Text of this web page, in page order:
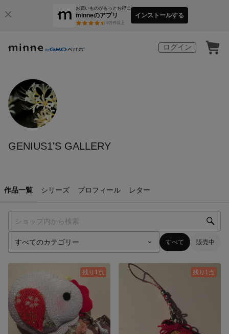
お買いものがもっとお得に
minneのアプリ
3万件以上
インストールする
ログイン
GENIUS1'S GALLERY
作品一覧 シリーズ プロフィール レター
すべて 販売中
残り1点 残り1点